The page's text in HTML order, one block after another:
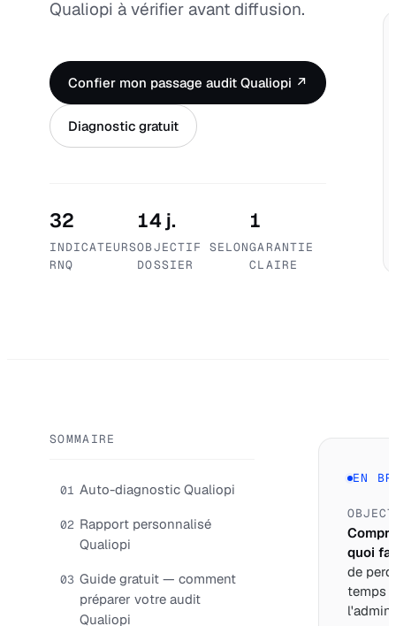
Qualiopi à vérifier avant diffusion.
Confier mon passage audit Qualiopi ↗
Diagnostic gratuit
32
INDICATEURS
RNQ
14 j.
OBJECTIF SELON
DOSSIER
1
GARANTIE
CLAIRE
SOMMAIRE
01 Auto-diagnostic Qualiopi
02 Rapport personnalisé
Qualiopi
03 Guide gratuit — comment
préparer votre audit
Qualiopi
EN
quoi
de
temps